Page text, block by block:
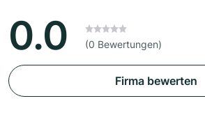
0.0 (0 Bewertungen)
Firma bewerten